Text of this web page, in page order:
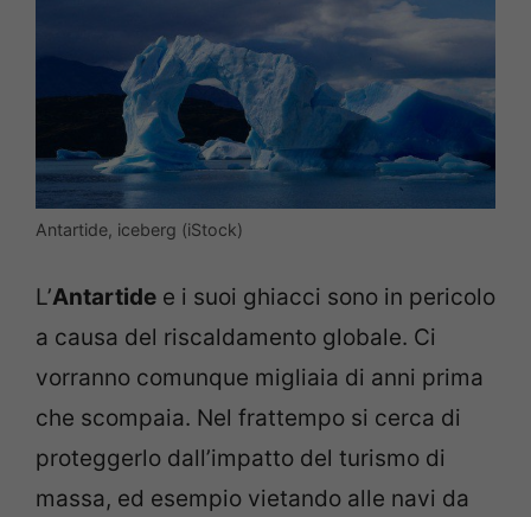
Antartide, iceberg (iStock)
L’Antartide e i suoi ghiacci sono in pericolo
a causa del riscaldamento globale. Ci
vorranno comunque migliaia di anni prima
che scompaia. Nel frattempo si cerca di
proteggerlo dall’impatto del turismo di
massa, ed esempio vietando alle navi da